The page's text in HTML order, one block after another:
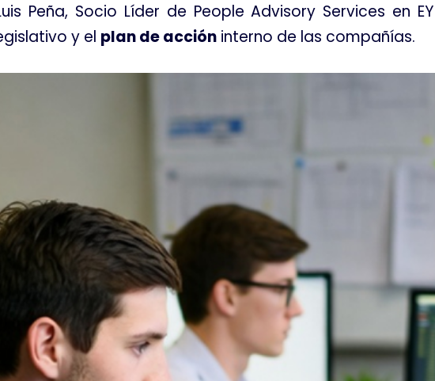
Peña, Socio Líder de People Advisory Services en
y el plan de acción interno de las compañías.